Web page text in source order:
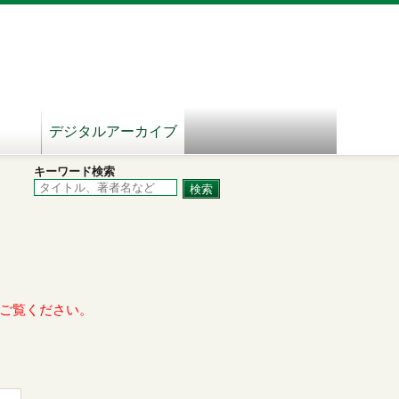
デジタルアーカイブ
キーワード検索
覧ください。